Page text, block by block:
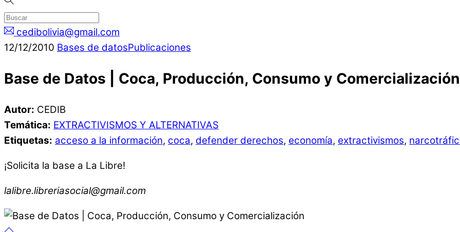
cedibolivia@gmail.com
12/12/2010 Bases de datosPublicaciones
Base de Datos | Coca, Producción, Consumo y Comercialización
Autor: CEDIB
Temática: EXTRACTIVISMOS Y ALTERNATIVAS
Etiquetas: acceso a la información, coca, defender derechos, economía, extractivismos,
¡Solicita la base a La Libre!
lalibre.libreriasocial@gmail.com